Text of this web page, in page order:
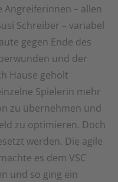
Angreiferinnen – allen
Schreiber – variabel
gegen Ende des
und der
Hause geholt
Spielerin mehr
zu übernehmen und
zu optimieren. Doch
werden. Die agile
es dem VSC
und so ging ein